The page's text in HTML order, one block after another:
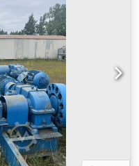
2000 mm
mm Minimālais plākšņu
platums: 2200 mm
IERĪCES DETAĻAS
pieslēguma jauda:
CE marķējums
stāvoklī, kādā tā
un
kuru mērķis ir sniegt
un atbilst”). Pircējam ir
un viņš